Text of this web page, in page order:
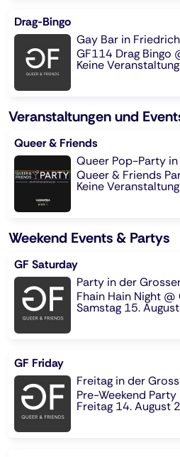
Drag-Bingo
Gay Bar in
GF114 Drag Bingo
Keine Veranstaltung
Veranstaltungen und
Queer & Friends
Queer Pop-Party
Queer & Friends
Keine Veranstaltung
Weekend Events & Partys
GF Saturday
Party in der
Fhain Hain Night
Samstag 15.
GF Friday
Freitag in der
Pre-Weekend
Freitag 14. August